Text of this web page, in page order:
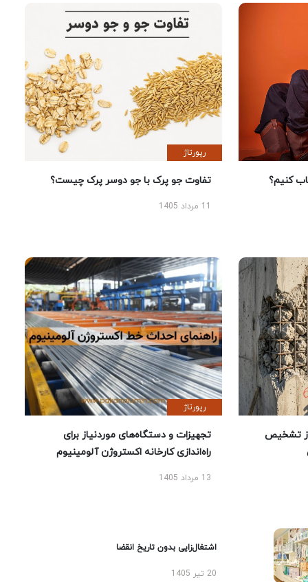
کنیم؟
رپورتاژ
تفاوت جو پرک با جو دوسر پرک چیست؟
تشخیص
رپورتاژ
تجهیزات و دستگاه‌های موردنیاز برای
راه‌اندازی کارخانه اکستروژن آلومینیوم
13 مرداد 1405
اشتغال‌زایی بدون تاریخ انقضا
20 تیر 1405